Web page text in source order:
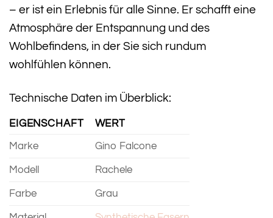
– er ist ein Erlebnis für alle Sinne. Er schafft eine
Atmosphäre der Entspannung und des
Wohlbefindens, in der Sie sich rundum
wohlfühlen können.
Technische Daten im Überblick:
EIGENSCHAFT WERT
Marke Gino Falcone
Modell Rachele
Farbe Grau